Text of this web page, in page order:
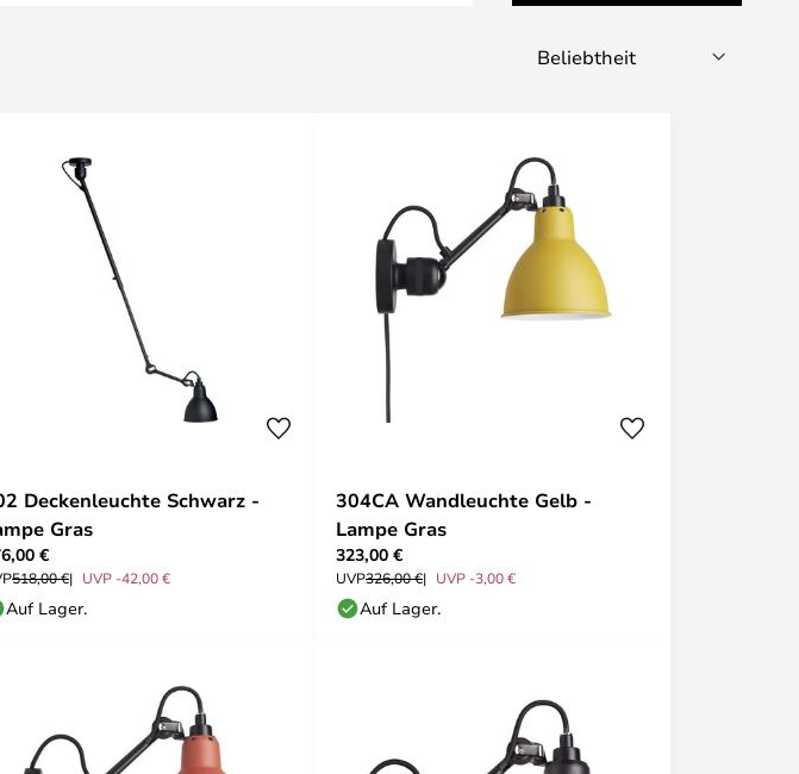
Deckenleuchte Schwarz -
Gras
€
518,00 € UVP -42,00 €
Auf Lager.
304CA Wandleuchte Gelb -
Lampe Gras
323,00 €
UVP326,00 € UVP -3,00 €
Auf Lager.